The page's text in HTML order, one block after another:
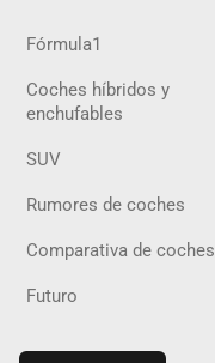
Fórmula1
Coches híbridos y
enchufables
SUV
Rumores de coches
Comparativa de coches
Futuro